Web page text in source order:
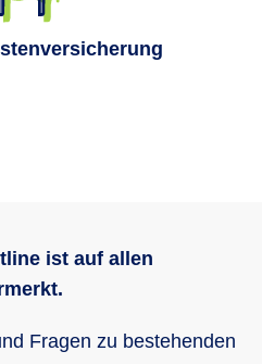
ist auf allen
Fragen zu bestehenden